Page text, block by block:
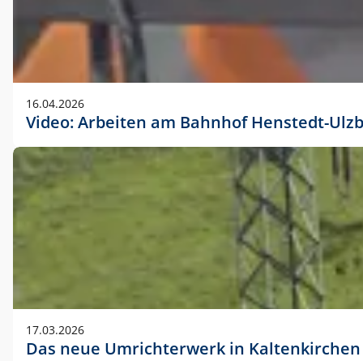
16.04.2026
Video: Arbeiten am Bahnhof Henstedt-
17.03.2026
Das neue Umrichterwerk in Kaltenkirchen